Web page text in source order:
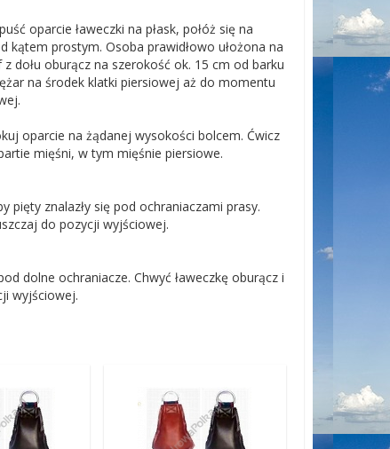
oparcie ławeczki na płask, połóż się na
kątem prostym. Osoba prawidłowo ułożona na
dołu oburącz na szerokość ok. 15 cm od barku
na środek klatki piersiowej aż do momentu
oparcie na żądanej wysokości bolcem. Ćwicz
mięśni, w tym mięśnie piersiowe.
pięty znalazły się pod ochraniaczami prasy.
do pozycji wyjściowej.
dolne ochraniacze. Chwyć ławeczkę oburącz i
wyjściowej.